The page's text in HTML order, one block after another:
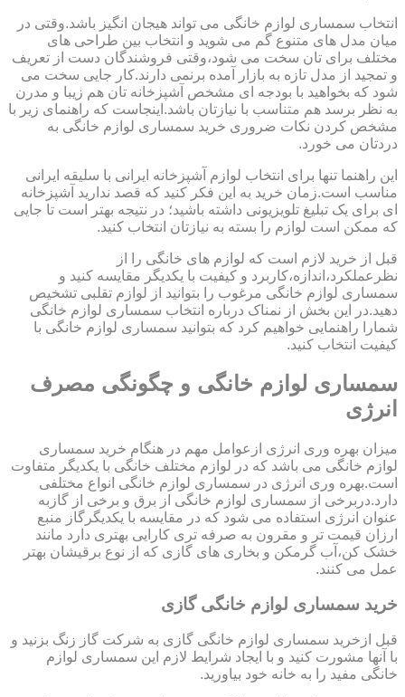
انتخاب سمساری لوازم خانگی می تواند هیجان انگیز باشد.وقتی در
میان مدل های متنوع گم می شوید و انتخاب بین طراحی های
مختلف برای تان سخت می شود،وقتی فروشندگان دست از تعریف
و تمجید از مدل تازه به بازار آمده برنمی دارند.کار جایی سخت می
شود که بخواهید با بودجه ای مشخص آشپزخانه تان هم زیبا و مدرن
به نظر برسد هم متناسب با نیازتان باشد.اینجاست که راهنمای زیر با
مشخص کردن نکات ضروری خرید سمساری لوازم خانگی به
دردتان می خورد.
این راهنما تنها برای انتخاب لوازم آشپزخانه ایرانی با سلیقه ایرانی
مناسب است.زمان خرید به این فکر کنید که قصد ندارید آشپزخانه
ای برای یک تبلیغ تلویزیونی داشته باشید؛ در نتیجه بهتر است تا جایی
که ممکن است لوازم را بسته به نیازتان انتخاب کنید.
قبل از خرید لازم است که لوازم های خانگی را از
نظرعملکرد،اندازه،کاربرد و کیفیت با یکدیگر مقایسه کنید و
سمساری لوازم خانگی مرغوب را بتوانید از لوازم تقلبی تشخیص
دهید.در این بخش از نمناک درباره انتخاب سمساری لوازم خانگی
شمارا راهنمایی خواهیم کرد که بتوانید سمساری لوازم خانگی با
کیفیت انتخاب کنید.
سمساری لوازم خانگی و چگونگی مصرف
انرژی
میزان بهره وری انرژی ازعوامل مهم در هنگام خرید سمساری
لوازم خانگی می باشد که در لوازم مختلف خانگی با یکدیگر متفاوت
است.بهره وری انرژی در سمساری لوازم خانگی انواع مختلفی
دارد.دربرخی از سمساری لوازم خانگی از برق و برخی از گازبه
عنوان انرژی استفاده می شود که در مقایسه با یکدیگرگاز منبع
ارزان قیمت تر و مقرون به صرفه تری کارایی بهتری دارد مانند
خشک کن،آب گرمکن و بخاری های گازی که از نوع برقیشان بهتر
عمل می کنند.
خرید سمساری لوازم خانگی گازی
قبل ازخرید سمساری لوازم خانگی گازی به شرکت گاز زنگ بزنید و
با آنها مشورت کنید و با ایجاد شرایط لازم این سمساری لوازم
خانگی مفید را به خانه خود بیاورید.